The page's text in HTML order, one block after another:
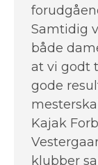
Samtidig
både
at vi godt
gode
Kajak
klubber